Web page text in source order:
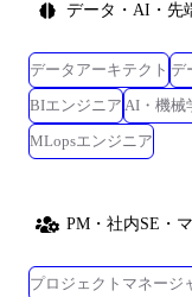
データ・AI・先
データアーキテクト デ
BIエンジニア AI・機械
MLopsエンジニア
PM・社内SE・
プロジェクトマネージ